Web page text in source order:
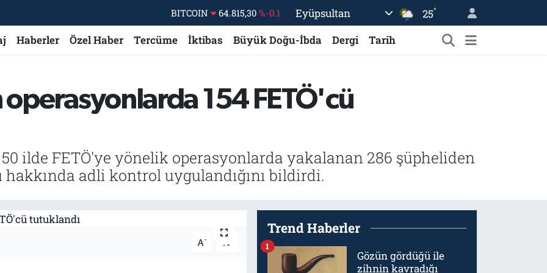
BITCOIN 64.815,30 %-0.1
DOLAR
47,7436 %0.18
GRAM ALTIN 6660.55 %0
Eyüpsultan 25°
Haberler Özel Haber Tercüme İktibas Büyük Doğu-İbda Dergi Tarih
154 FETÖ'cü
ilde FETÖ'ye yönelik operasyonlarda yakalanan 286 şüpheliden
hakkında adli kontrol uygulandığını bildirdi.
A- A
Trend Haberler
Gözün gördüğü ile
zihnin kavradığı
1